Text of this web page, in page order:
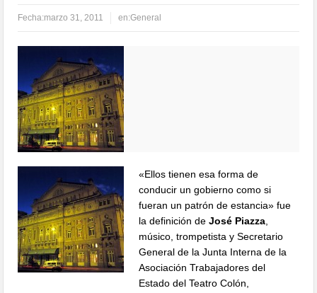
Fecha:marzo 31, 2011 en:General
«Ellos tienen esa forma de
conducir un gobierno como si
fueran un patrón de estancia» fue
la definición deJosé Piazza,
músico, trompetista y Secretario
General de la Junta Interna de la
Asociación Trabajadores del
Estado del Teatro Colón,